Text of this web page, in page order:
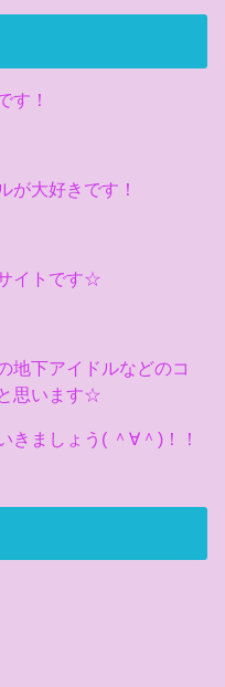
す！
が大好きです！
イトです☆
地下アイドルなどのコ
思います☆
きましょう( ＾∀＾)！！